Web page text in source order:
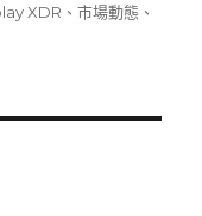
XDR 、市場動態 、